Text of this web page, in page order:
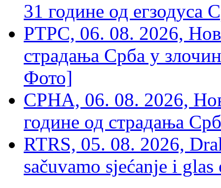
31 године од егзодуса
РТРС, 06. 08. 2026,
страдања Срба у
Фото]
СРНА, 06. 08. 2026,
године од страдања
RTRS, 05. 08. 2026,
sačuvamo sjećanje i